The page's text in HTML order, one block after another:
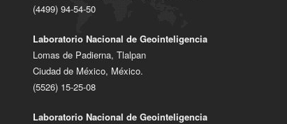
(4499) 94-54-50
Laboratorio Nacional de Geointeligencia
Lomas de Padierna, Tlalpan
Ciudad de México, México.
(5526) 15-25-08
Laboratorio Nacional de Geointeligencia